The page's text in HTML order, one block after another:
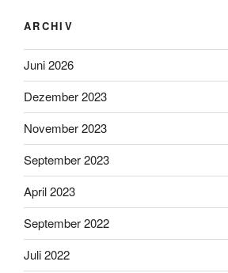
ARCHIV
Juni 2026
Dezember 2023
November 2023
September 2023
April 2023
September 2022
Juli 2022